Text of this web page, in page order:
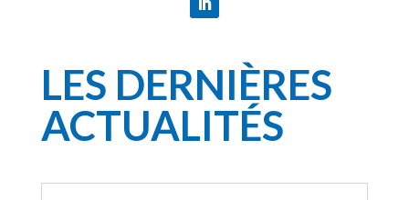
LES DERNIÈRES
ACTUALITÉS